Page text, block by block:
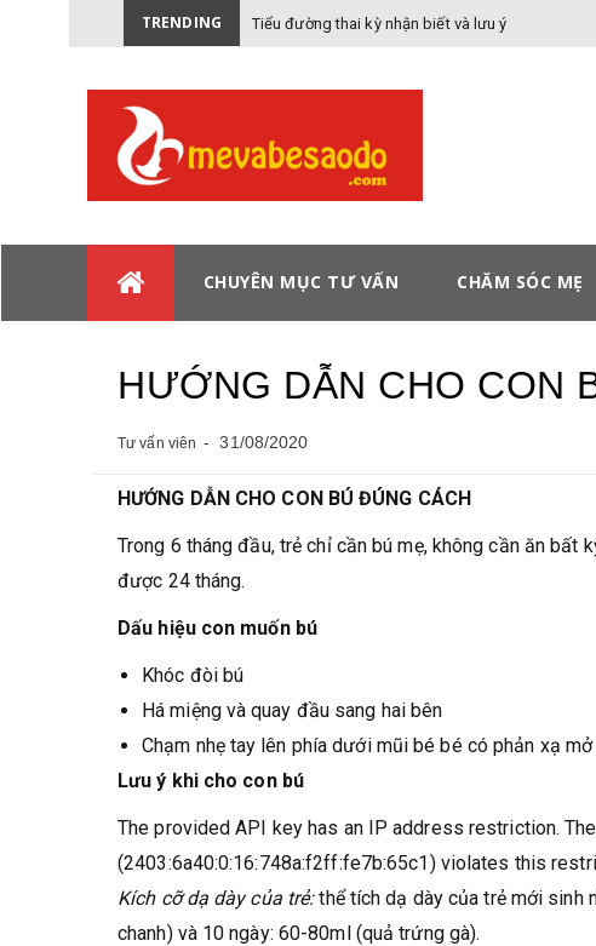
TRENDING Tiểu đường thai kỳ nhận biết và lưu ý
CHUYÊN MỤC TƯ VẤN CHĂM SÓC MẸ
HƯỚNG DẪN CHO CON
Tư vấn viên 31/08/2020
HƯỚNG DẪN CHO CON BÚ ĐÚNG CÁCH
Trong 6 tháng đầu, trẻ chỉ cần bú mẹ, không cần ăn bất
được 24 tháng.
Dấu hiệu con muốn bú
Khóc đòi bú
Há miệng và quay đầu sang hai bên
Chạm nhẹ tay lên phía dưới mũi bé bé có phản xạ
Lưu ý khi cho con bú
The provided API key has an IP address restriction.
(2403:6a40:0:16:748a:f2ff:fe7b:65c1) violates this
Kích cỡ dạ dày của trẻ:thể tích dạ dày của trẻ mới sinh
chanh) và 10 ngày: 60-80ml (quả trứng gà).